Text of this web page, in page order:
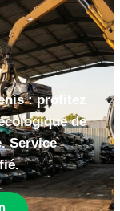
: profitez
de
Service